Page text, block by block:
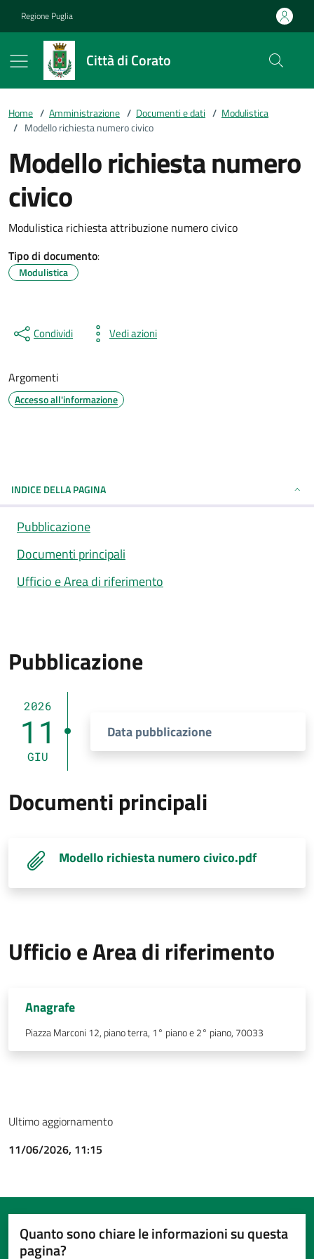
Regione Puglia
Città di Corato
Home / Amministrazione / Documenti e dati / Modulistica
/ Modello richiesta numero civico
Modello richiesta numero
civico
Modulistica richiesta attribuzione numero civico
Tipo di documento:
Modulistica
Condividi Vedi azioni
Argomenti
Accesso all'informazione
INDICE DELLA PAGINA
Pubblicazione
Documenti principali
Ufficio e Area di riferimento
Pubblicazione
2026
11
GIU
Data pubblicazione
Documenti principali
Modello richiesta numero civico.pdf
Ufficio e Area di riferimento
Anagrafe
Piazza Marconi 12, piano terra, 1° piano e 2° piano, 70033
Ultimo aggiornamento
11/06/2026, 11:15
Quanto sono chiare le informazioni su questa
pagina?